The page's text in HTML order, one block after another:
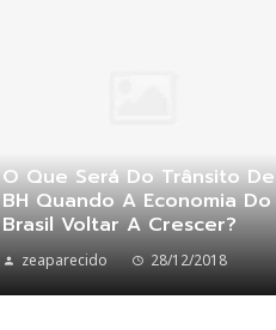
O Que Será Do Trânsito De
BH Quando A Economia Do
Brasil Voltar A Crescer?
zeaparecido 28/12/2018